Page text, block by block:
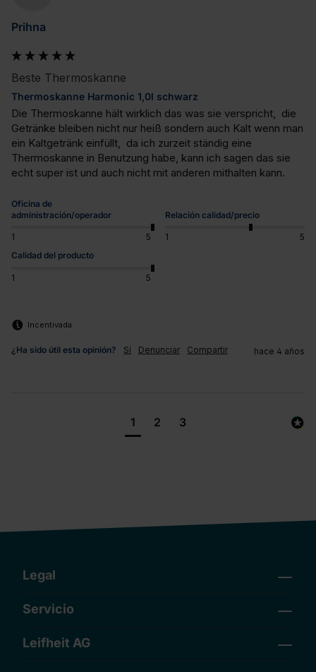
Prihna
Beste Thermoskanne
Thermoskanne Harmonic 1,0l schwarz
Die Thermoskanne hält wirklich das was sie verspricht,  die
Getränke bleiben nicht nur heiß sondern auch Kalt wenn man
ein Kaltgetränk einfüllt,  da ich zurzeit ständig eine
Thermoskanne in Benutzung habe, kann ich sagen das sie
echt super ist und auch nicht mit anderen mithalten kann.
Oficina de
administración/operador
1 5
Relación calidad/precio
1
5
Calidad del producto
1 5
Incentivada
¿Ha sido útil esta opinión? Sí Denunciar Compartir hace 4 años
1 2 3
Legal
Servicio
Leifheit AG